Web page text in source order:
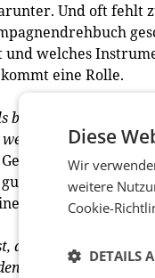
Und oft fehlt
und welches
eine Rolle.
bei klassischen
Kanäle und
Gegenteil, wir
Serie. Bei der
große Geschichte
auch coronabedingt,
Kunden individuell
Diese
Wir
weitere
Cookie-
DETAILS